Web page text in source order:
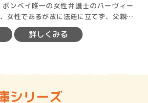
ンベイ唯一の女性弁護士のパーヴィー
女性であるが故に法廷に立てず、父親の
詳しくみる
シリーズ